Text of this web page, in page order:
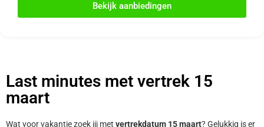
Bekijk aanbiedingen
Last minutes met vertrek 15
maart
Wat voor vakantie zoek jij met vertrekdatum 15 maart? Gelukkig is er